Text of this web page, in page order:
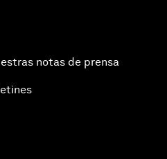
notas de prensa